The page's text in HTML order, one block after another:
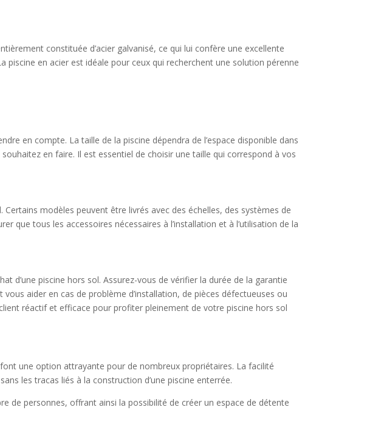
constituée d’acier galvanisé, ce qui lui confère une excellente
en acier est idéale pour ceux qui recherchent une solution pérenne
en compte. La taille de la piscine dépendra de l’espace disponible dans
en faire. Il est essentiel de choisir une taille qui correspond à vos
modèles peuvent être livrés avec des échelles, des systèmes de
que tous les accessoires nécessaires à l’installation et à l’utilisation de la
d’une piscine hors sol. Assurez-vous de vérifier la durée de la garantie
aider en cas de problème d’installation, de pièces défectueuses ou
réactif et efficace pour profiter pleinement de votre piscine hors sol
une option attrayante pour de nombreux propriétaires. La facilité
les tracas liés à la construction d’une piscine enterrée.
de personnes, offrant ainsi la possibilité de créer un espace de détente